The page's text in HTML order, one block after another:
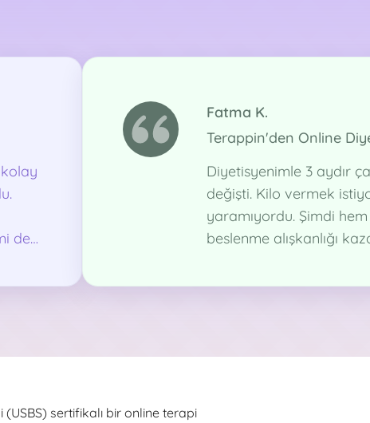
sürecin sonunda danışanlara
öğretebilmek temel
başlamadan önceki süreçte en
biri de terapinin ne kadar
problemine, seans
bağlı her danışanda ona özgü
beraber BDT ekolünde ortalama
Ancak bazı durumlarda çok
ihtiyacı devam etmekte
dışında sürece düzenli
iyi faydayı alabilmek için önemle
de
Fatma K.
Terappin'den Online
Diyetisyenimle 3 aydır
değişti. Kilo vermek
yaramıyordu. Şimdi
beslenme alışkanlığı
(USBS) sertifikalı bir online terapi